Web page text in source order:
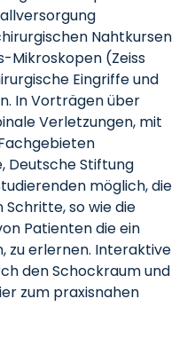
Nahtkursen
Mikroskopen (Zeiss
Eingriffe und
In Vorträgen über
Verletzungen, mit
Deutsche Stiftung
möglich, die
so wie die
Patienten die ein
zu erlernen. Interaktive
den Schockraum und
zum praxisnahen